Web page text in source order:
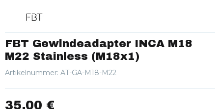
FBT Gewindeadapter INCA M18
M22 Stainless (M18x1)
Artikelnummer: AT-GA-M18-M22
35,00 €